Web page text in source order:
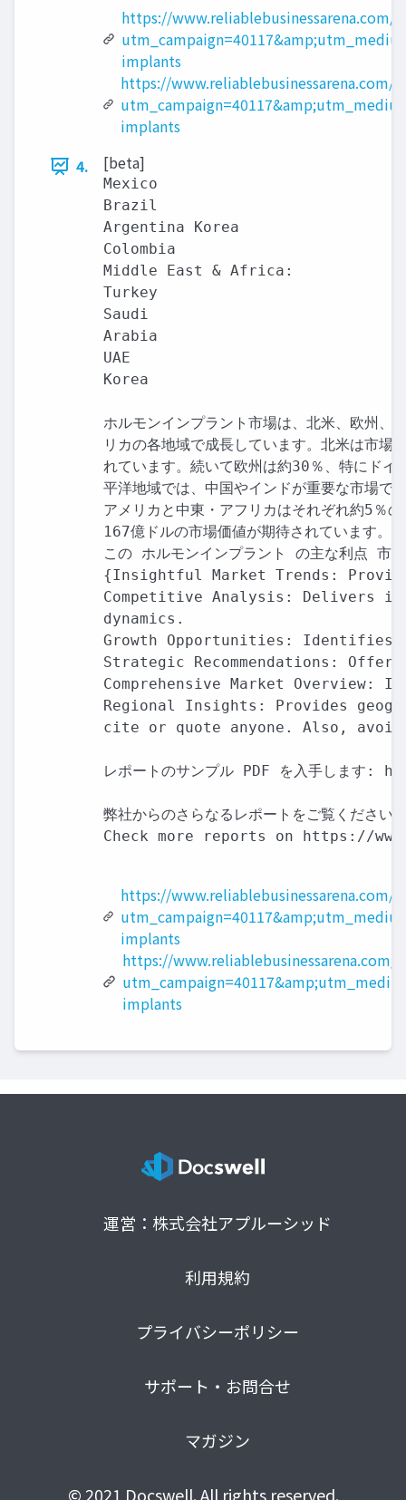
https://www.reliablebusinessarena.com/
implants
https://www.reliablebusinessarena.com/
implants
4.
[beta]
Mexico
Brazil
Argentina Korea
Colombia
Middle East & Africa:
Turkey
Saudi
Arabia
UAE
Korea
ホルモンインプラント市場は、北米、欧州、
リカの各地域で成長しています。北米は市場
れています。続いて欧州は約30％、特にドイ
平洋地域では、中国やインドが重要な市場で
アメリカと中東・アフリカはそれぞれ約5％
167億ドルの市場価値が期待されています。
この ホルモンインプラント の主な利点 市
{Insightful Market Trends:
Competitive Analysis: Delivers
dynamics.
Growth Opportunities: Identifies
Strategic Recommendations:
Comprehensive Market
Regional Insights: Provides
cite or quote anyone. Also, avoid
レポートのサンプル PDF を入手し
弊社からのさらなるレポートをご覧ください:
Check more reports on https://
https://www.reliablebusinessarena.com/
implants
https://www.reliablebusinessarena.com/?
implants
運営：株式会社アプルーシッド
利用規約
プライバシーポリシー
サポート・お問合せ
マガジン
© 2021 Docswell. All rights reserved.